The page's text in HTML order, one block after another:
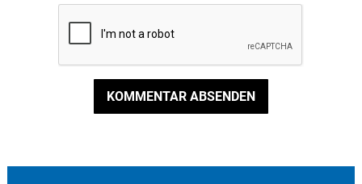
KOMMENTAR ABSENDEN